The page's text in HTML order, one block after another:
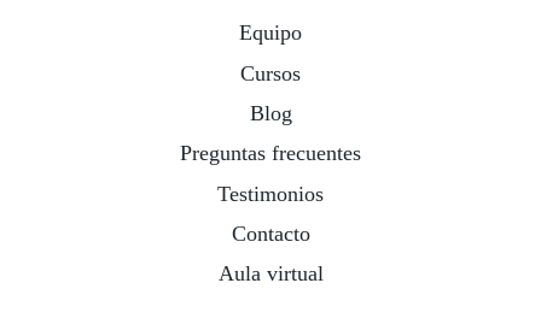
Equipo
Cursos
Blog
Preguntas frecuentes
Testimonios
Contacto
Aula virtual